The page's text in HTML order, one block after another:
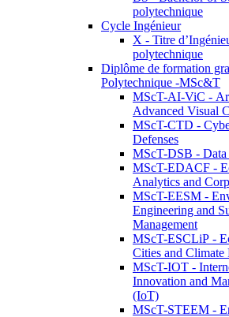
polytechnique
Cycle Ingénieur
X - Titre
polytechnique
Diplôme de formation
Polytechnique -MSc&T
MScT-AI-ViC -
Advanced Visual
MScT-CTD -
Defenses
MScT-DSB - Data
MScT-EDACF -
Analytics and
MScT-EESM -
Engineering and
Management
MScT-ESCLiP -
Cities and Climate
MScT-IOT -
Innovation and
(IoT)
MScT-STEEM -